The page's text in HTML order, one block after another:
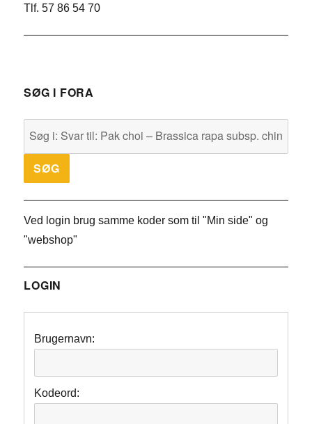
Tlf. 57 86 54 70
SØG I FORA
Ved login brug samme koder som til "Min side" og
"webshop"
LOGIN
Brugernavn:
Kodeord: